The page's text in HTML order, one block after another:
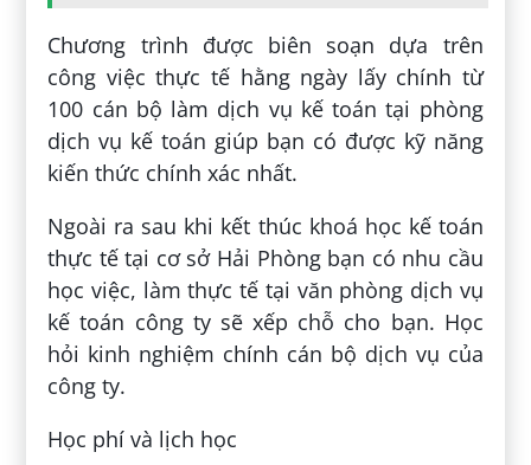
Chương trình được biên soạn dựa trên
công việc thực tế hằng ngày lấy chính từ
100 cán bộ làm dịch vụ kế toán tại phòng
dịch vụ kế toán giúp bạn có được kỹ năng
kiến thức chính xác nhất.
Ngoài ra sau khi kết thúc khoá học kế toán
thực tế tại cơ sở Hải Phòng bạn có nhu cầu
học việc, làm thực tế tại văn phòng dịch vụ
kế toán công ty sẽ xếp chỗ cho bạn. Học
hỏi kinh nghiệm chính cán bộ dịch vụ của
công ty.
Học phí và lịch học